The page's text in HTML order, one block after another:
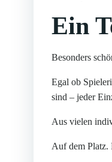
Ein
Besonders
Egal ob
sind – jeder
Aus vielen
Auf dem Platz.